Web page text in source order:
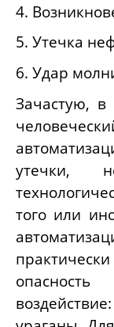
4.
5. Утечка
6. Удар
Зачастую, в
утечки,
того или